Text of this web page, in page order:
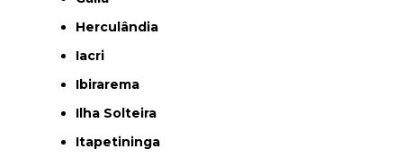
Herculândia
Iacri
Ibirarema
Ilha Solteira
Itapetininga